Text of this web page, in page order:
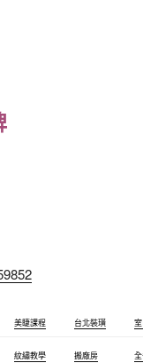
美睫課程 台北裝璜
紋繡教學 搬廠房